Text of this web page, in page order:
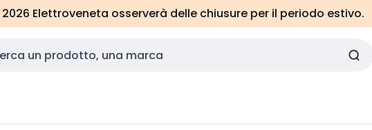
Elettroveneta osserverà delle chiusure per il periodo estivo.
input